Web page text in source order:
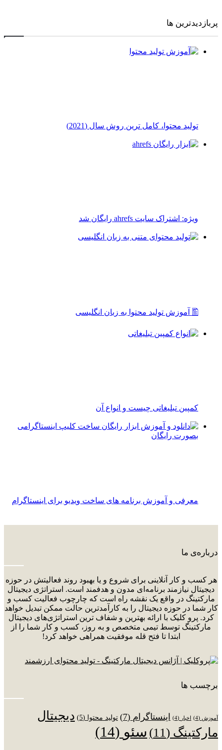
پربازدیدترین ها
توليد محتوا، کامل ترین روش سال (2021)
ویژه: اشتراک سایت ahrefs رایگان شد
🖺 آموزش تولید محتوا به زبان انگلیسی
کمپین تبلیغاتی چیست و انواع آن
معرفی و آموزش برنامه های ساخت ویدیو برای اینستاگرام
درباره‌ی ما
هر کسب و کار آنلاینی برای شروع و یا بهبود روند فعالیتش در حوزه
دیجیتال نیازمند برنامه‌ای مدون و هدفمند است. استراتژی دیجیتال
مارکتینگ در واقع یک نقشه راه است که چارچوب فعالیت کسب و
کار شما در حوزه دیجیتال را به کارآمدترین حالت ممکن تبدیل خواهد
کرد. پرو کلیک با ارائه بهترین و شفاف ترین استراتژی‌های دیجیتال
مارکتینگ توسط تیمی متخصص و به روز، کسب و کار شما را از
ابتدا تا فتح قله موفقیت همراهی خواهد کرد!
برچسب ها
آموزش (4) اخبار (4) اینستاگرام (7) تولید محتوا (5)
دیجیتال
مارکتینگ (11) سئو (14)